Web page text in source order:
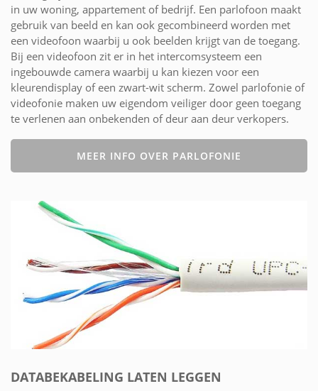
in uw woning, appartement of bedrijf. Een parlofoon maakt
gebruik van beeld en kan ook gecombineerd worden met
een videofoon waarbij u ook beelden krijgt van de toegang.
Bij een videofoon zit er in het intercomsysteem een
ingebouwde camera waarbij u kan kiezen voor een
kleurendisplay of een zwart-wit scherm. Zowel parlofonie of
videofonie maken uw eigendom veiliger door geen toegang
te verlenen aan onbekenden of deur aan deur verkopers.
MEER INFO OVER PARLOFONIE
DATABEKABELING LATEN LEGGEN